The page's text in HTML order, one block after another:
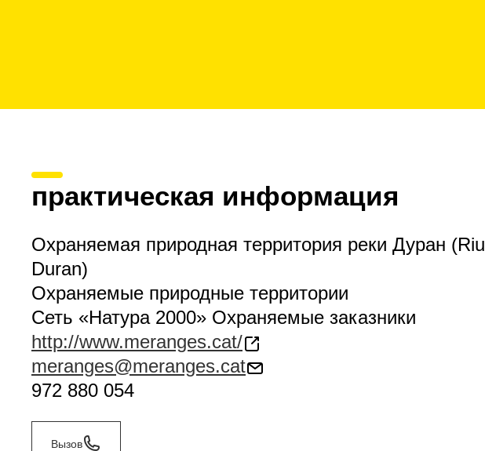
практическая информация
Охраняемая природная территория реки Дуран (Riu
Duran)
Охраняемые природные территории
Сеть «Натура 2000» Охраняемые заказники
http://www.meranges.cat/
meranges@meranges.cat
972 880 054
Вызов